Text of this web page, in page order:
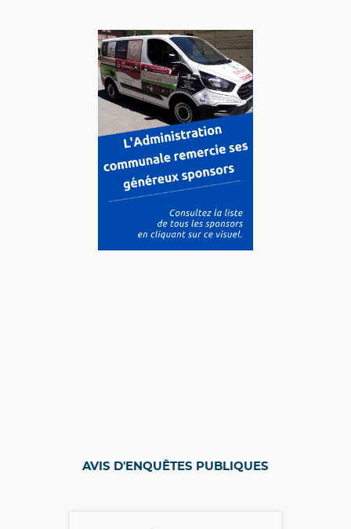
AVIS D'ENQUÊTES PUBLIQUES